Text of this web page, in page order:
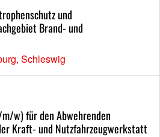
und
Brand- und
Schleswig
w) für den Abwehrenden
Kraft- und Nutzfahrzeugwerkstatt